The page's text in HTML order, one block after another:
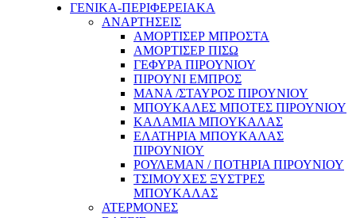
ΓΕΝΙΚΑ-ΠΕΡΙΦΕΡΕΙΑΚΑ
ΑΝΑΡΤΗΣΕΙΣ
ΑΜΟΡΤΙΣΕΡ ΜΠΡΟΣΤΑ
ΑΜΟΡΤΙΣΕΡ ΠΙΣΩ
ΓΕΦΥΡΑ ΠΙΡΟΥΝΙΟΥ
ΠΙΡΟΥΝΙ ΕΜΠΡΟΣ
ΜΑΝΑ /ΣΤΑΥΡΟΣ ΠΙΡΟΥΝΙΟΥ
ΜΠΟΥΚΑΛΕΣ ΜΠΟΤΕΣ ΠΙΡΟΥΝΙΟΥ
ΚΑΛΑΜΙΑ ΜΠΟΥΚΑΛΑΣ
ΕΛΑΤΗΡΙΑ ΜΠΟΥΚΑΛΑΣ
ΠΙΡΟΥΝΙΟΥ
ΡΟΥΛΕΜΑΝ / ΠΟΤΗΡΙΑ ΠΙΡΟΥΝΙΟΥ
ΤΣΙΜΟΥΧΕΣ ΞΥΣΤΡΕΣ
ΜΠΟΥΚΑΛΑΣ
ΑΤΕΡΜΟΝΕΣ